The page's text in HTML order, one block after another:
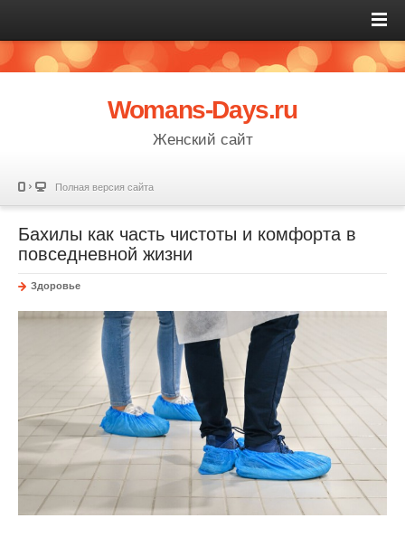
Womans-Days.ru
Женский сайт
Полная версия сайта
Бахилы как часть чистоты и комфорта в
повседневной жизни
Здоровье